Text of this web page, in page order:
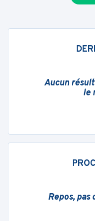
Aucun
le
Repos, pas